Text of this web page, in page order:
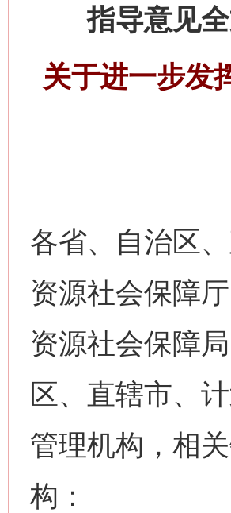
指导意见全
关于进一步发
各省、自治区
资源社会保障
资源社会保障
区、直辖市、
管理机构，相
构：